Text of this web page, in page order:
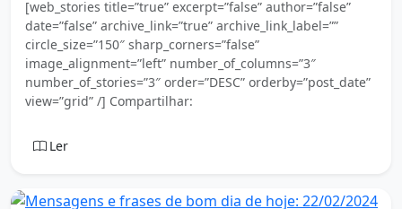
[web_stories title=”true” excerpt=”false” author=”false”
date=”false” archive_link=”true” archive_link_label=””
circle_size=”150″ sharp_corners=”false”
image_alignment=”left” number_of_columns=”3″
number_of_stories=”3″ order=”DESC” orderby=”post_date”
view=”grid” /] Compartilhar:
Ler